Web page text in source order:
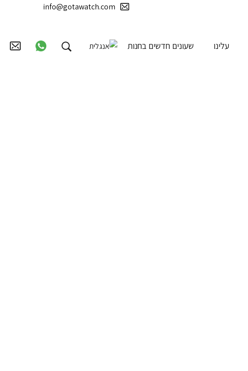
info@gotawatch.com
עלינו שעונים חדשים בחנות